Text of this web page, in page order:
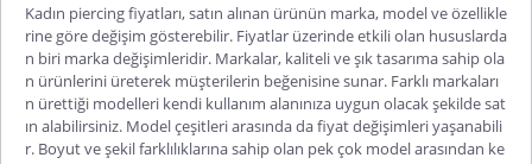
Kadın piercing fiyatları, satın alınan ürünün marka, model ve özellikle
rine göre değişim gösterebilir. Fiyatlar üzerinde etkili olan hususlarda
n biri marka değişimleridir. Markalar, kaliteli ve şık tasarıma sahip ola
n ürünlerini üreterek müşterilerin beğenisine sunar. Farklı markaları
n ürettiği modelleri kendi kullanım alanınıza uygun olacak şekilde sat
ın alabilirsiniz. Model çeşitleri arasında da fiyat değişimleri yaşanabili
r. Boyut ve şekil farklılıklarına sahip olan pek çok model arasından ke